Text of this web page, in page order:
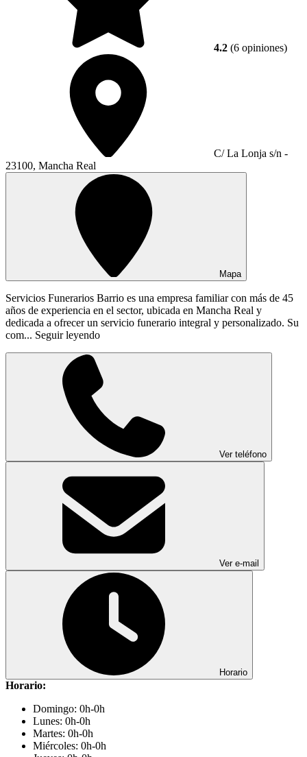
4.2 (6 opiniones)
C/ La Lonja s/n -
23100, Mancha Real
Mapa
Servicios Funerarios Barrio es una empresa familiar con más de 45
años de experiencia en el sector, ubicada en Mancha Real y
dedicada a ofrecer un servicio funerario integral y personalizado. Su
com... Seguir leyendo
Ver teléfono
Ver e-mail
Horario
Horario:
Domingo: 0h-0h
Lunes: 0h-0h
Martes: 0h-0h
Miércoles: 0h-0h